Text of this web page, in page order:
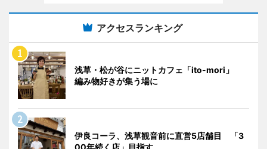
アクセスランキング
浅草・松が谷にニットカフェ「ito-mori」
編み物好きが集う場に
伊良コーラ、浅草観音前に直営5店舗目 「3